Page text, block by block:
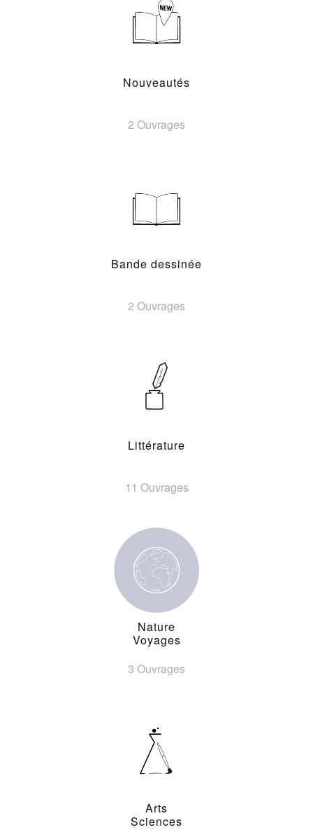
Nouveautés
2 Ouvrages
Bande dessinée
2 Ouvrages
Littérature
11 Ouvrages
Nature
Voyages
3 Ouvrages
Arts
Sciences